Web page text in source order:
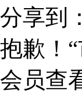
分享到：
抱歉！
会员查